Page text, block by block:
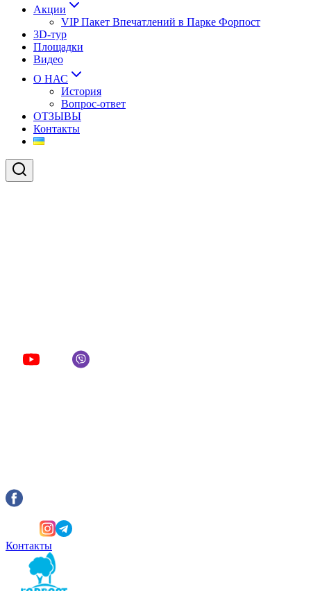
Акции
VIP Пакет Впечатлений в Парке Форпост
3D-тур
Площадки
Видео
О НАС
История
Вопрос-ответ
ОТЗЫВЫ
Контакты
Контакты